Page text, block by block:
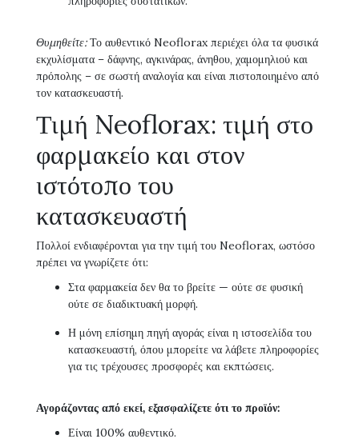
Θυμηθείτε:Το αυθεντικό Neoflorax περιέχει όλα τα φυσικά
εκχυλίσματα – δάφνης, αγκινάρας, άνηθου, χαμομηλιού και
πρόπολης – σε σωστή αναλογία και είναι πιστοποιημένο από
τον κατασκευαστή.
Τιμή Neoflorax: τιμή στο
φαρμακείο και στον
ιστότοπο του
κατασκευαστή
Πολλοί ενδιαφέρονται για την τιμή του Neoflorax, ωστόσο
πρέπει να γνωρίζετε ότι:
Στα φαρμακεία δεν θα το βρείτε — ούτε σε φυσική
ούτε σε διαδικτυακή μορφή.
Η μόνη επίσημη πηγή αγοράς είναι η ιστοσελίδα του
κατασκευαστή, όπου μπορείτε να λάβετε πληροφορίες
για τις τρέχουσες προσφορές και εκπτώσεις.
Αγοράζοντας από εκεί, εξασφαλίζετε ότι το προϊόν:
Είναι 100% αυθεντικό.